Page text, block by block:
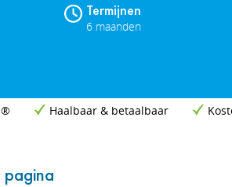
Termijnen
6 maanden
Haalbaar & betaalbaar
pagina